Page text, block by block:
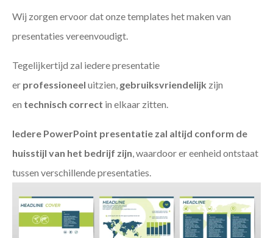
Wij zorgen ervoor dat onze templates het maken van
presentaties vereenvoudigt.
Tegelijkertijd zal iedere presentatie
er professioneel uitzien, gebruiksvriendelijk zijn
en technisch correct in elkaar zitten.
Iedere PowerPoint presentatie zal altijd conform de
huisstijl van het bedrijf zijn, waardoor er eenheid ontstaat
tussen verschillende presentaties.